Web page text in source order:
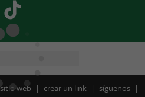
sitio web crear un link síguenos